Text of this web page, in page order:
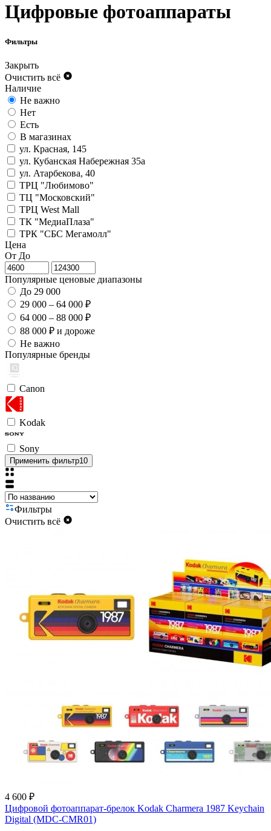
Цифровые фотоаппараты
Фильтры
Закрыть
Очистить всё
Наличие
Не важно
Нет
Есть
В магазинах
ул. Красная, 145
ул. Кубанская Набережная 35а
ул. Атарбекова, 40
ТРЦ "Любимово"
ТЦ "Московский"
ТРЦ West Mall
ТК "МедиаПлаза"
ТРК "СБС Мегамолл"
Цена
От До
Популярные ценовые диапазоны
До 29 000
29 000 – 64 000 ₽
64 000 – 88 000 ₽
88 000 ₽ и дороже
Не важно
Популярные бренды
Canon
Kodak
Sony
Применить фильтр10
Фильтры
Очистить всё
4 600 ₽
Цифровой фотоаппарат-брелок Kodak Charmera 1987 Keychain
Digital (MDC-CMR01)